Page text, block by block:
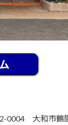
0004 大和市鶴